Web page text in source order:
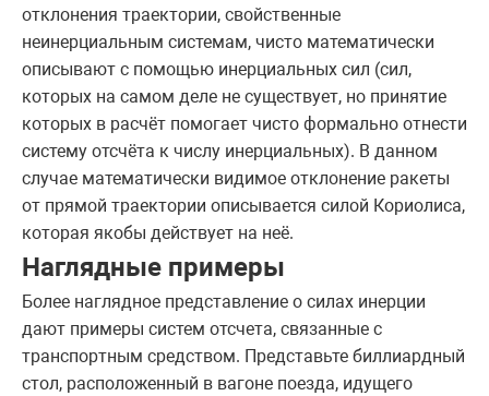
отклонения траектории, свойственные
неинерциальным системам, чисто математически
описывают с помощью инерциальных сил (сил,
которых на самом деле не существует, но принятие
которых в расчёт помогает чисто формально отнести
систему отсчёта к числу инерциальных). В данном
случае математически видимое отклонение ракеты
от прямой траектории описывается силой Кориолиса,
которая якобы действует на неё.
Наглядные примеры
Более наглядное представление о силах инерции
дают примеры систем отсчета, связанные с
транспортным средством. Представьте биллиардный
стол, расположенный в вагоне поезда, идущего